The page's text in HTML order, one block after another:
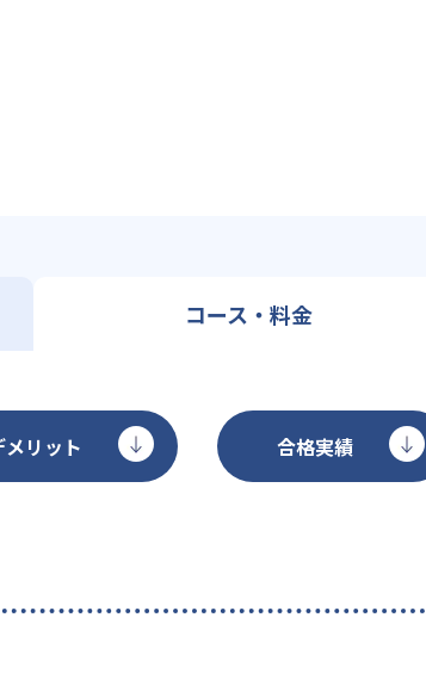
コース・料金
リット 合格実績